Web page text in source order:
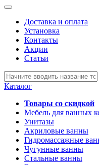
Доставка и оплата
Установка
Контакты
Акции
Статьи
Каталог
Товары со скидкой
Мебель для ванных
Унитазы
Акриловые ванны
Гидромассажные
Чугунные ванны
Стальные ванны